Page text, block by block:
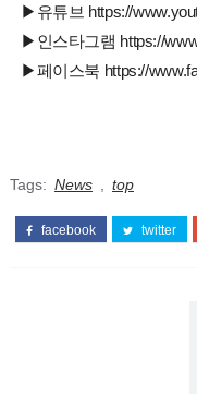
▶유튜브 https://
▶인스타그램 https://
▶페이스북 https://
Tags: News top
facebook twitter